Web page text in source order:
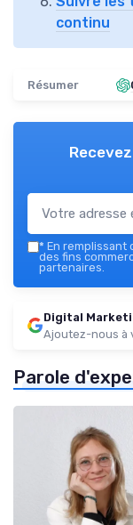
continu
Résumer
* En remplissant
des fins
partenaires.
Digital
Ajoutez-nous à
Parole